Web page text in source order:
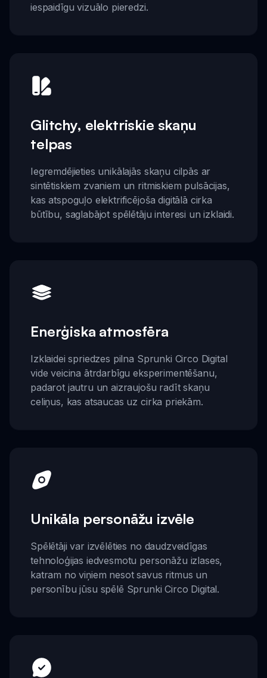
iespaidīgu vizuālo pieredzi.
Glitchy, elektriskie skaņu
telpas
Iegremdējieties unikālajās skaņu cilpās ar
sintētiskiem zvaniem un ritmiskiem pulsācijas,
kas atspoguļo elektrificējoša digitālā cirka
būtību, saglabājot spēlētāju interesi un izklaidi.
Enerģiska atmosfēra
Izklaidei spriedzes pilna Sprunki Circo Digital
vide veicina ātrdarbīgu eksperimentēšanu,
padarot jautru un aizraujošu radīt skaņu
celiņus, kas atsaucas uz cirka priekām.
Unikāla personāžu izvēle
Spēlētāji var izvēlēties no daudzveidīgas
tehnoloģijas iedvesmotu personāžu izlases,
katram no viņiem nesot savus ritmus un
personību jūsu spēlē Sprunki Circo Digital.